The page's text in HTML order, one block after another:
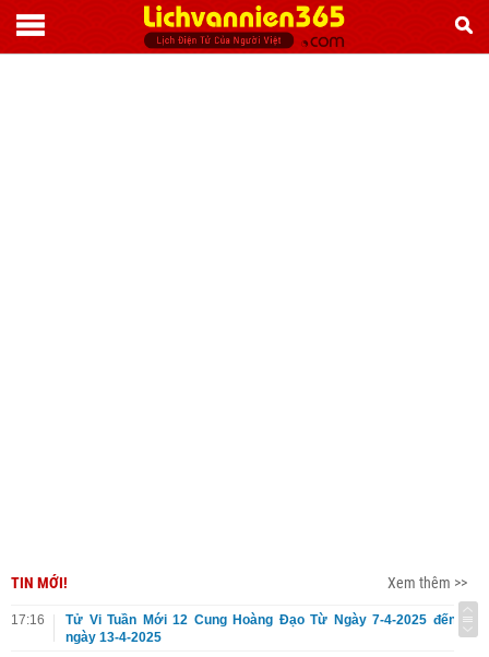
TIN MỚI! Xem thêm >>
17:16
Tử Vi Tuần Mới 12 Cung Hoàng Đạo Từ Ngày 7-4-2025 đến
ngày 13-4-2025